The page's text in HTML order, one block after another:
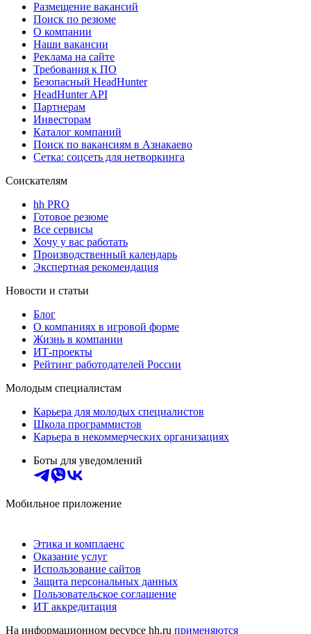
Размещение вакансий
Поиск по резюме
О компании
Наши вакансии
Реклама на сайте
Требования к ПО
Безопасный HeadHunter
HeadHunter API
Партнерам
Инвесторам
Каталог компаний
Поиск по вакансиям в Азнакаево
Сетка: соцсеть для нетворкинга
Соискателям
hh PRO
Готовое резюме
Все сервисы
Хочу у вас работать
Производственный календарь
Экспертная рекомендация
Новости и статьи
Блог
О компаниях в игровой форме
Жизнь в компании
ИТ-проекты
Рейтинг работодателей России
Молодым специалистам
Карьера для молодых специалистов
Школа программистов
Карьера в некоммерческих организациях
Боты для уведомлений
Мобильное приложение
Этика и комплаенс
Оказание услуг
Использование сайтов
Защита персональных данных
Пользовательское соглашение
ИТ аккредитация
На информационном ресурсе hh.ru применяются